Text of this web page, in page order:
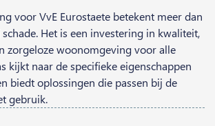
voor VvE Eurostaete betekent meer dan
Het is een investering in kwaliteit,
zorgeloze woonomgeving voor alle
kijkt naar de specifieke eigenschappen
biedt oplossingen die passen bij de
gebruik.